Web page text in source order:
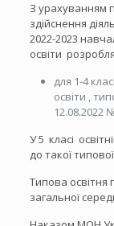
З урахуванням
здійснення
2022-2023
освіти
для 1-4
освіти ,
12.08.2022
У 5 класі
до такої
Типова освітня
загальної